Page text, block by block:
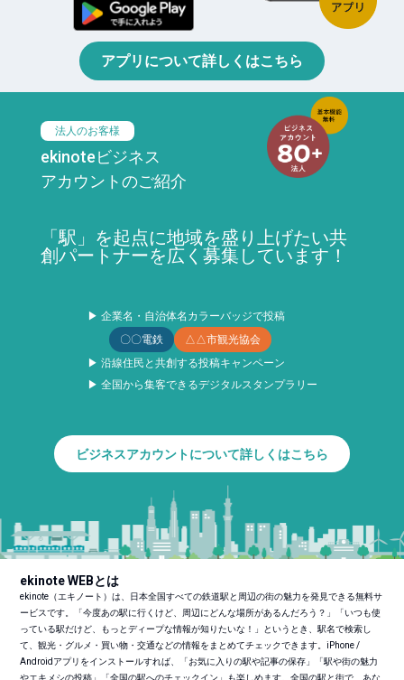
アプリについて詳しくはこちら
法人のお客様
ekinoteビジネス
アカウントのご紹介
「駅」を起点に地域を盛り上げたい共
創パートナーを広く募集しています！
▶ 企業名・自治体名カラーバッジで投稿
〇〇電鉄
△△市観光協会
▶ 沿線住民と共創する投稿キャンペーン
▶ 全国から集客できるデジタルスタンプラリー
ビジネスアカウントについて詳しくはこちら
ekinote WEBとは
ekinote（エキノート）は、日本全国すべての鉄道駅と周辺の街の魅力を発見できる無料サ
ービスです。「今度あの駅に行くけど、周辺にどんな場所があるんだろう？」「いつも使
っている駅だけど、もっとディープな情報が知りたいな！」というとき、駅名で検索し
て、観光・グルメ・買い物・交通などの情報をまとめてチェックできます。iPhone /
Androidアプリをインストールすれば、「お気に入りの駅や記事の保存」「駅や街の魅力
やエキメシの投稿」「全国の駅へのチェックイン」も楽しめます。全国の駅と街で、あな